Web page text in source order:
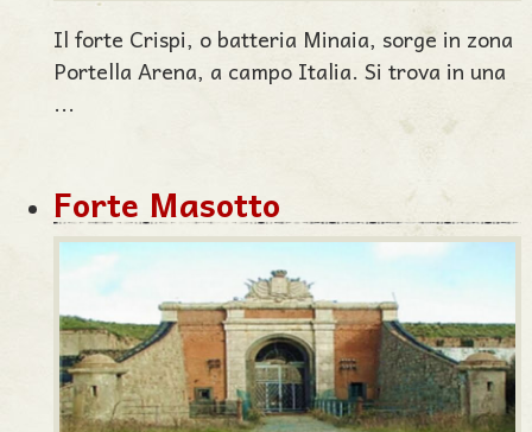
Il forte Crispi, o batteria Minaia, sorge in zona
Portella Arena, a campo Italia. Si trova in una
...
Forte Masotto